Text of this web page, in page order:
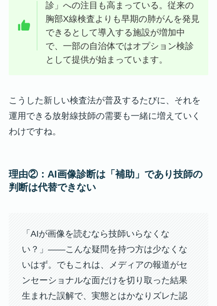
診」への注目も高まっている。従来の
胸部X線検査よりも早期の肺がんを発見
できるとして導入する施設が増加中
で、一部の自治体ではオプション検診
として提供が始まっています。
こうした新しい検査法が普及するたびに、それを
運用できる放射線技師の需要も一緒に増えていく
わけですね。
理由②：AI画像診断は「補助」であり技師の
判断は代替できない
「AIが画像を読むなら技師いらなくな
い？」——こんな疑問を持つ方は少なくな
いはず。でもこれは、メディアの報道がセ
ンセーショナルな面だけを切り取った結果
生まれた誤解で、実態とはかなりズレた認